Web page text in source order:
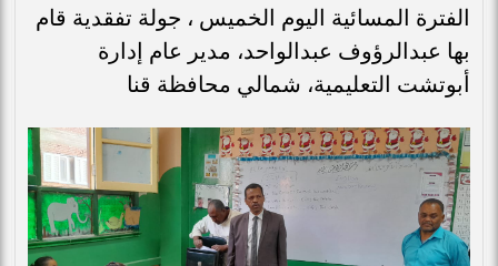
الفترة المسائية اليوم الخميس ، جولة تفقدية قام
بها عبدالرؤوف عبدالواحد، مدير عام إدارة
أبوتشت التعليمية، شمالي محافظة قنا